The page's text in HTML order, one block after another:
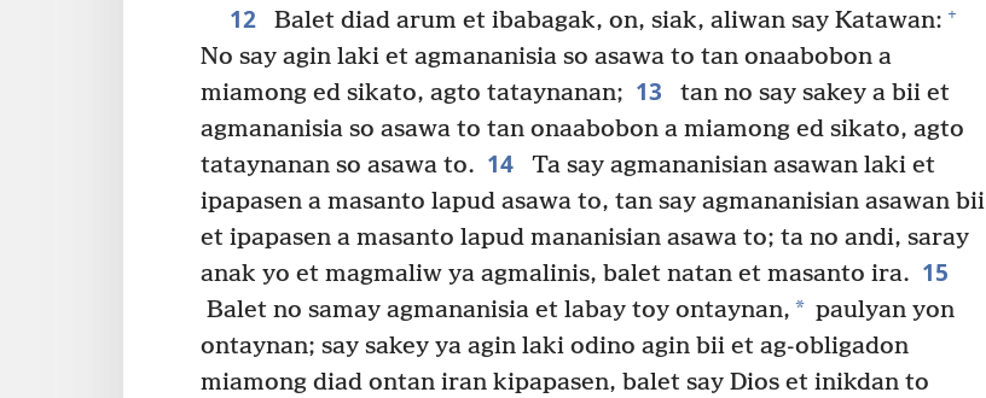
12 Balet diad arum et ibabagak, on, siak, aliwan say Katawan: +
No say agin laki et agmananisia so asawa to tan onaabobon a
miamong ed sikato, agto tataynanan; 13
tan no say sakey a bii et
agmananisia so asawa to tan onaabobon a miamong ed sikato, agto
tataynanan so asawa to. 14
Ta say agmananisian asawan laki et
ipapasen a masanto lapud asawa to, tan say agmananisian asawan bii
et ipapasen a masanto lapud mananisian asawa to; ta no andi, saray
anak yo et magmaliw ya agmalinis, balet natan et masanto ira. 15
Balet no samay agmananisia et labay toy ontaynan, * paulyan yon
ontaynan; say sakey ya agin laki odino agin bii et ag-obligadon
miamong diad ontan iran kipapasen, balet say Dios et inikdan to